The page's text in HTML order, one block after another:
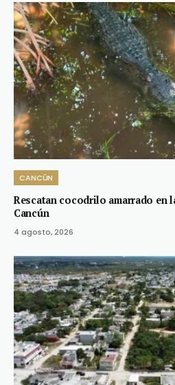
CANCÚN
Rescatan cocodrilo amarrado en
Cancún
4 agosto, 2026